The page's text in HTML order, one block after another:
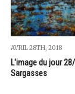
AVRIL 28TH, 2018
L'image du jour
Sargasses